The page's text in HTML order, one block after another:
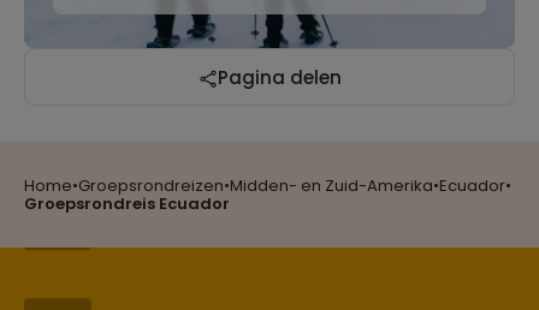
Home•Groepsrondreizen•Midden- en Zuid-Amerika•Ecuador•
Groepsrondreis Ecuador
Pagina delen
Reizen met oog voor mens, cultuur en milieu
Groepsreizen mét indivuele vrijheid